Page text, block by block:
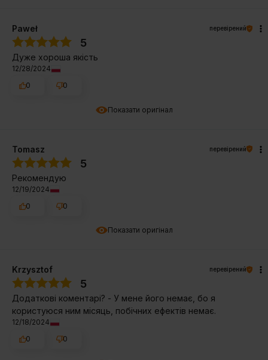
Показати оригінал
Paweł перевірений
5
Дуже хороша якість
12/28/2024
0
0
Показати оригінал
Tomasz перевірений
5
Рекомендую
12/19/2024
0
0
Krzysztof перевірений
5
Додаткові коментарі? - У мене його немає, бо я
користуюся ним місяць, побічних ефектів немає.
12/18/2024
0
0